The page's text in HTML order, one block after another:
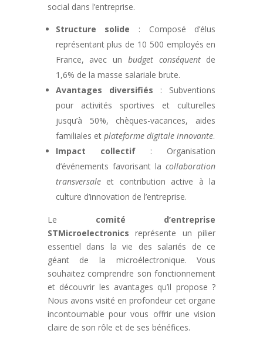
social dans l’entreprise.
Structure solide : Composé d’élus
représentant plus de 10 500 employés en
France, avec un budget conséquentde
1,6% de la masse salariale brute.
Avantages diversifiés : Subventions
pour activités sportives et culturelles
jusqu’à 50%, chèques-vacances, aides
familiales et plateforme digitale innovante.
Impact collectif: Organisation
d’événements favorisant lacollaboration
transversaleet contribution active à la
culture d’innovation de l’entreprise.
Le comité d’entreprise
STMicroelectronics représente un pilier
essentiel dans la vie des salariés de ce
géant de la microélectronique. Vous
souhaitez comprendre son fonctionnement
et découvrir les avantages qu’il propose ?
Nous avons visité en profondeur cet organe
incontournable pour vous offrir une vision
claire de son rôle et de ses bénéfices.